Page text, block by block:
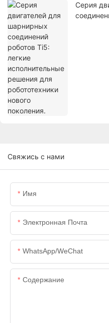
Серия
Свяжись с нами
Имя
Электронная Почта
WhatsApp/WeChat
Содержание